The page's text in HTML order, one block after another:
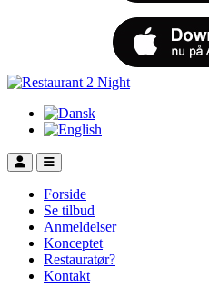
Forside
Se tilbud
Anmeldelser
Konceptet
Restauratør?
Kontakt